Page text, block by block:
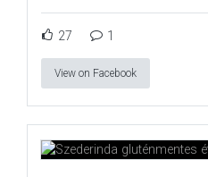
27 1
View on Facebook